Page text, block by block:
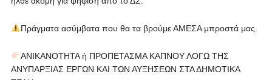
Πράγματα ασύμβατα που θα τα βρούμε ΑΜΕΣΑ μπροστά μας.
ΑΝΙΚΑΝΟΤΗΤΑ ή ΠΡΟΠΕΤΑΣΜΑ ΚΑΠΝΟΥ ΛΟΓΩ ΤΗΣ
ΑΝΥΠΑΡΞΙΑΣ ΕΡΓΩΝ ΚΑΙ ΤΩΝ ΑΥΞΗΣΕΩΝ ΣΤΑ ΔΗΜΟΤΙΚΑ